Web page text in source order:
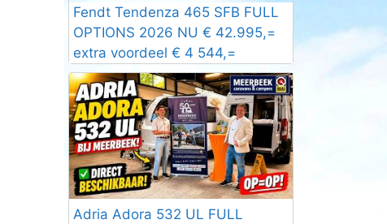
Fendt Tendenza 465 SFB FULL
OPTIONS 2026 NU € 42.995,=
extra voordeel € 4 544,=
Adria Adora 532 UL FULL